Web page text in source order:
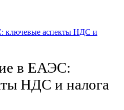
в ЕАЭС:
НДС и налога